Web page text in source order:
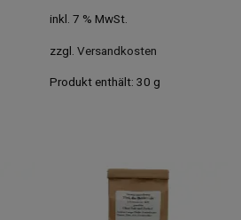
inkl. 7 % MwSt.
zzgl.Versandkosten
Produkt enthält: 30 g